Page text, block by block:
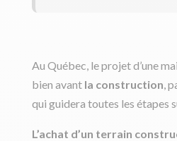
Au Québec, le projet d’une
bien avant la construction,
qui guidera toutes les étapes
L’achat d’un terrain